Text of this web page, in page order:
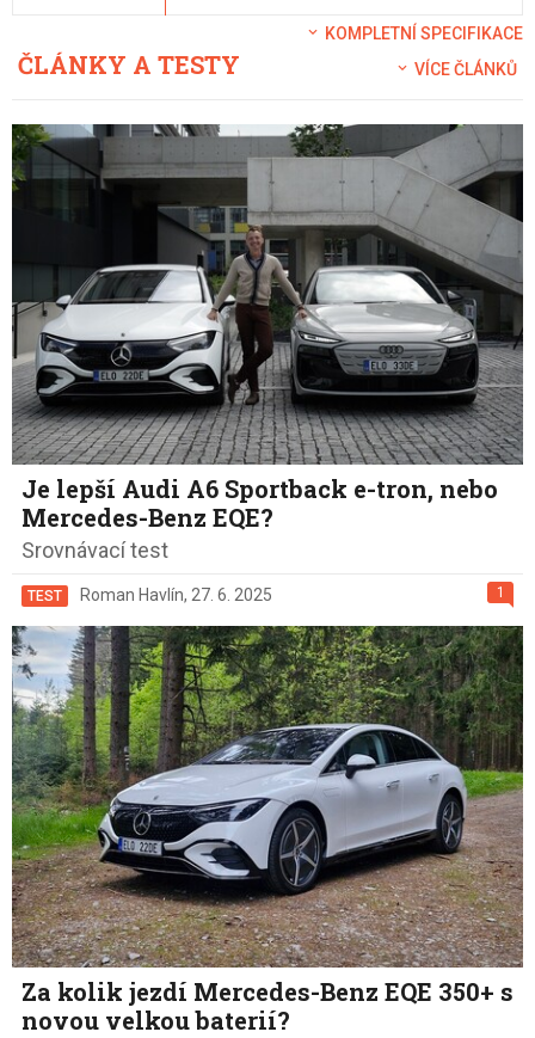
KOMPLETNÍ SPECIFIKACE
ČLÁNKY A TESTY VÍCE ČLÁNKŮ
Je lepší Audi A6 Sportback e-tron, nebo
Mercedes-Benz EQE?
Srovnávací test
1
TEST Roman Havlín, 27. 6. 2025
Za kolik jezdí Mercedes-Benz EQE 350+ s
novou velkou baterií?